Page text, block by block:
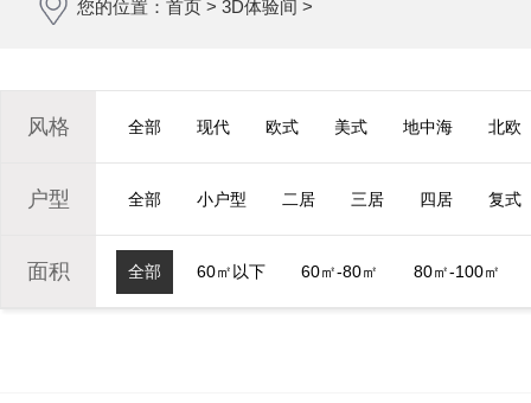
您的位置： 首页 > 3D体验间 >
风格 全部 现代 欧式 美式 地中海 北欧
户型 全部 小户型 二居 三居 四居 复式
面积 全部 60㎡以下 60㎡-80㎡ 80㎡-100㎡